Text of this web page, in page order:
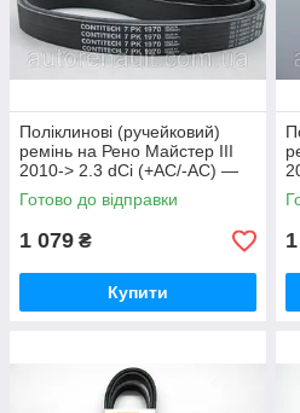
Поліклинові (ручейковий)
ремінь на Рено Майстер III
2010-> 2.3 dCi (+AC/-AC) —
ContiTech (Німеччина)- 7 PK
Готово до відправки
1 079 ₴
Купити